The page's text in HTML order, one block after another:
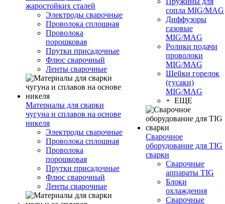
жаростойких сталей
Электроды сварочные
Проволока сплошная
Проволока
порошковая
Прутки присадочные
Флюс сварочный
Ленты сварочные
Материалы для сварки
чугуна и сплавов на основе
никеля
Электроды сварочные
Проволока сплошная
Проволока
порошковая
Прутки присадочные
Флюс сварочный
Ленты сварочные
сопла MIG/MAG
Диффузоры
газовые
MIG/MAG
Ролики подачи
проволоки
MIG/MAG
Шейки горелок
(гусаки)
MIG/MAG
+ ЕЩЕ
Сварочное
оборудование для TIG
сварки
Сварочные
аппараты TIG
Блоки
охлаждения
Сварочные